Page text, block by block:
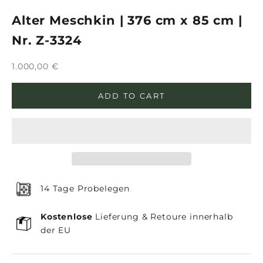
Alter Meschkin | 376 cm x 85 cm |
Nr. Z-3324
Sale price
1.000,00 €
ADD TO CART
14 Tage Probelegen
Kostenlose Lieferung & Retoure innerhalb
der EU